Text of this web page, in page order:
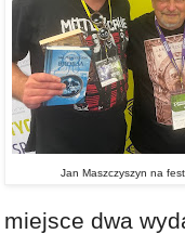
Jan Maszczyszyn na
miejsce dwa